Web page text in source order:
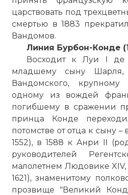
царствовать под
смертью в 1883
Вандомов.
Линия Бурбон-Конде
Восходит к Луи I де
младшему сыну Шарля,
Вандомского, крупному
одному из вождей
погибшему в сражении
принца Конде
потомстве от отца к сыну –
1552), в 1588 к Анри II
руководителей
малолетнем Людовике XIV,
1621), знаменитому
прозвище "Великий
☓